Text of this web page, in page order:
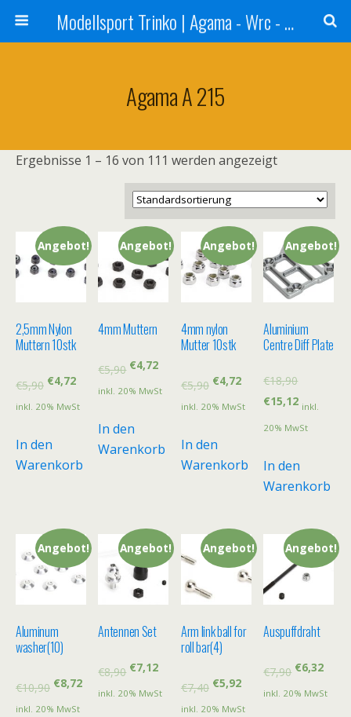
Modellsport Trinko | Agama - Wrc - Reds - Sweep - Xceed - Serpent - Ufra Tyres - Matrix Racing Tyres
Agama A 215
Ergebnisse 1 – 16 von 111 werden angezeigt
Angebot!
2,5mm Nylon
Muttern 10stk
€5,90 €4,72
inkl. 20% MwSt
In den
Warenkorb
Angebot!
4mm Muttern
€5,90 €4,72
inkl. 20% MwSt
In den
Warenkorb
Angebot!
4mm nylon
Mutter 10stk
€5,90 €4,72
inkl. 20% MwSt
In den
Warenkorb
Angebot!
Aluminium
Centre Diff Plate
€18,90
€15,12 inkl.
20% MwSt
In den
Warenkorb
Angebot!
Aluminum
washer(10)
€10,90 €8,72
inkl. 20% MwSt
Angebot!
Antennen Set
€8,90 €7,12
inkl. 20% MwSt
Angebot!
Arm link ball for
roll bar(4)
€7,40 €5,92
inkl. 20% MwSt
Angebot!
Auspuffdraht
€7,90 €6,32
inkl. 20% MwSt